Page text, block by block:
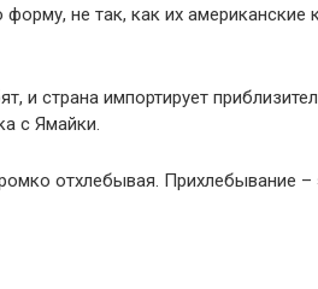
не так, как их американские
и страна импортирует
с Ямайки.
отхлебывая. Прихлебывание –